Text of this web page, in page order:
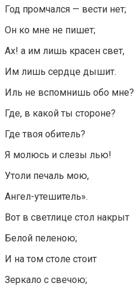
Год промчался — вести нет;
Он ко мне не пишет;
Ах! а им лишь красен свет,
Им лишь сердце дышит.
Иль не вспомнишь обо мне?
Где, в какой ты стороне?
Где твоя обитель?
Я молюсь и слезы лью!
Утоли печаль мою,
Ангел-утешитель».
Вот в светлице стол накрыт
Белой пеленою;
И на том столе стоит
Зеркало с свечою;